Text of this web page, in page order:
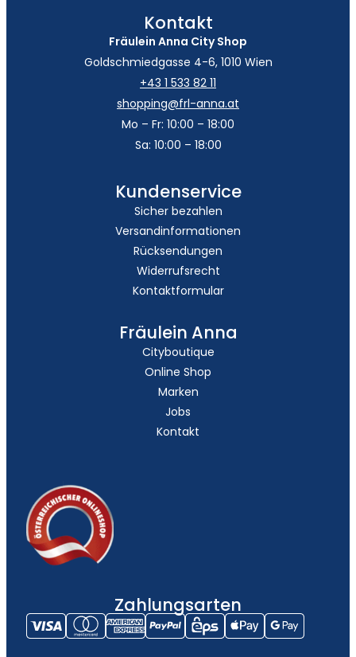
Kontakt
Fräulein Anna City Shop
Goldschmiedgasse 4-6, 1010 Wien
+43 1 533 82 11
shopping@frl-anna.at
Mo – Fr: 10:00 – 18:00
Sa: 10:00 – 18:00
Kundenservice
Sicher bezahlen
Versandinformationen
Rücksendungen
Widerrufsrecht
Kontaktformular
Fräulein Anna
Cityboutique
Online Shop
Marken
Jobs
Kontakt
Zahlungsarten